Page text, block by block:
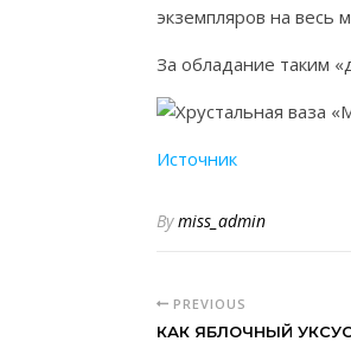
экземпляров на весь
За обладание таким
Источник
Bymiss_admin
PREVIOUS
КАК ЯБЛОЧНЫЙ